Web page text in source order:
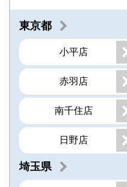
東京都
小平店
赤羽店
南千住店
日野店
埼玉県